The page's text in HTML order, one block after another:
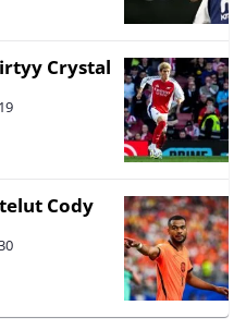
Crystal
Cody